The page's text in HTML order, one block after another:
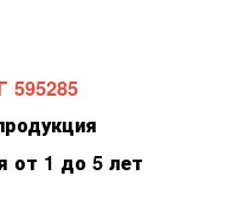
595285
от 1 до 5 лет